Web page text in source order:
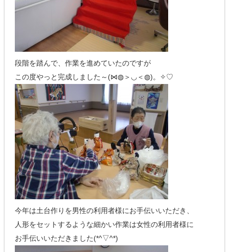
段階を踏んで、作業を進めていたのですが
この度やっと完成しました～(⋈◍＞◡＜◍)。✧♡
今年は土台作りを男性の利用者様にお手伝いいただき、
人形をセットするような細かい作業は女性の利用者様に
お手伝いいただきました(*^▽^*)